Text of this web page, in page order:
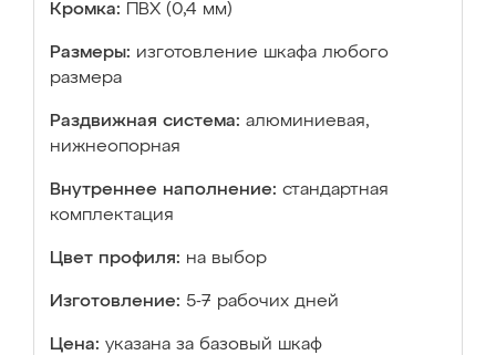
Кромка: ПВХ (0,4 мм)
Размеры: изготовление шкафа любого
размера
Раздвижная система: алюминиевая,
нижнеопорная
Внутреннее наполнение: стандартная
комплектация
Цвет профиля: на выбор
Изготовление: 5-7 рабочих дней
Цена: указана за базовый шкаф